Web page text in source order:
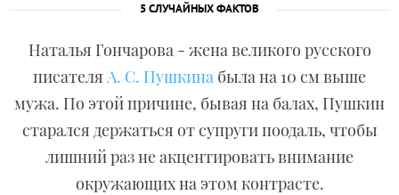
5 СЛУЧАЙНЫХ ФАКТОВ
Наталья Гончарова - жена великого русского
писателя А. С. Пушкина была на 10 см выше
мужа. По этой причине, бывая на балах, Пушкин
старался держаться от супруги поодаль, чтобы
лишний раз не акцентировать внимание
окружающих на этом контрасте.